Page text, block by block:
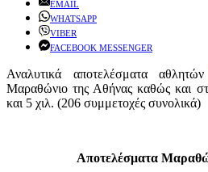
EMAIL
WHATSAPP
VIBER
FACEBOOK MESSENGER
Αναλυτικά αποτελέσματα
Μαραθώνιο της Αθήνας καθώς και
και 5 χιλ. (206 συμμετοχές συνολικά)
Αποτελέσματα